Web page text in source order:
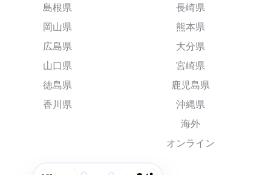
島根県
岡山県
広島県
山口県
徳島県
香川県
長崎県
熊本県
大分県
宮崎県
鹿児島県
沖縄県
海外
オンライン